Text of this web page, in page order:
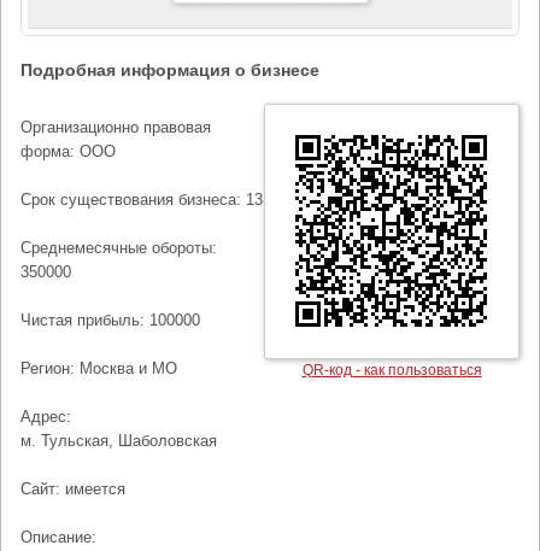
Подробная информация о бизнесе
QR-код - как пользоваться
Организационно правовая
форма: ООО
Срок существования бизнеса: 13
Среднемесячные обороты:
350000
Чистая прибыль: 100000
Регион: Москва и МО
Адрес:
м. Тульская, Шаболовская
Сайт: имеется
Описание: